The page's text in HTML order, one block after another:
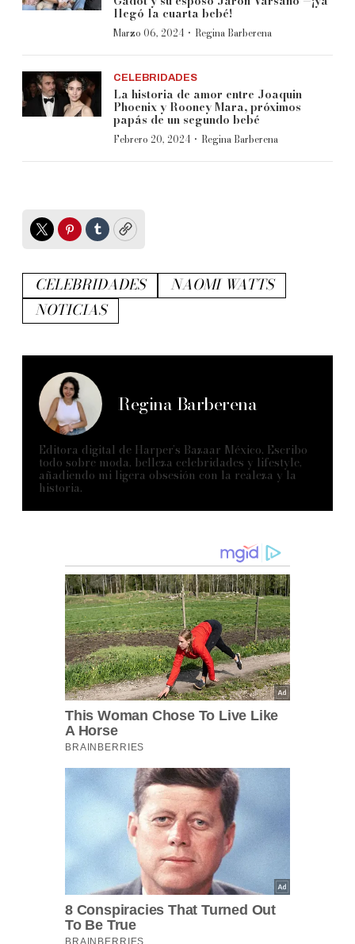
llegó la cuarta bebé!
Marzo 06, 2024 · Regina Barberena
CELEBRIDADES
La historia de amor entre Joaquin
Phoenix y Rooney Mara, próximos
papás de un segundo bebé
Febrero 20, 2024 · Regina Barberena
TwitterPinterest
TumblrCopy
CELEBRIDADES
NAOMI WATTS
NOTICIAS
Regina Barberena
Editora digital de Harper’s Bazaar México. Escribo
todo sobre moda, belleza celebridades y lifestyle,
añadiendo mi ligera obsesión con la realeza y la
historia.